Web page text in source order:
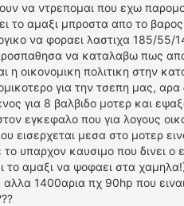
να ντρεπομαι που εχω
το αμαξι μπροστα απο το
να φοραει λαστιχα 185/
να καταλαβω πως
η οικονομικη πολιτικη στην
για την τσεπη μας,
για 8 βαλβιδο μοτερ και
εγκεφαλο που για λογους
εισερχεται μεσα στο μοτερ
υπαρχον καυσιμο που δινει
αμαξι να ψοφαει στα
1400αρια πχ 90hp που